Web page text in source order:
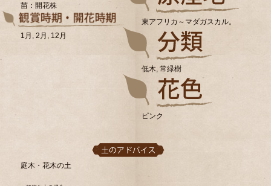
東アフリカ～マダガスカル。
低木, 常緑樹
ピンク
苗：開花株
1月, 2月, 12月
庭木・花木の土